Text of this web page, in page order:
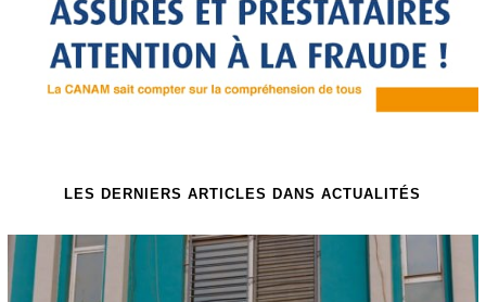
LES DERNIERS ARTICLES DANS ACTUALITÉS